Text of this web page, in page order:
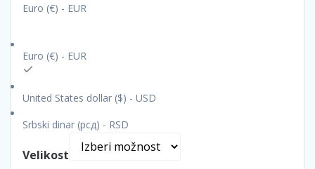
Euro (€) - EUR
Euro (€) - EUR
United States dollar ($) - USD
Srbski dinar (рсд) - RSD
Velikost